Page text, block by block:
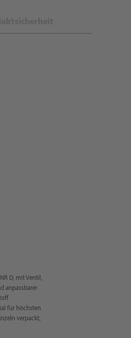
D, mit Ventil,
anpassbarer
für höchsten
verpackt,